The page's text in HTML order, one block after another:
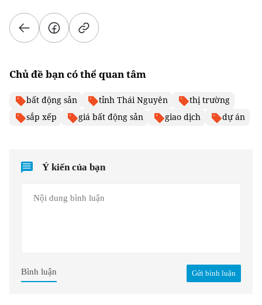
Chủ đề bạn có thể quan tâm
bất động sản tỉnh Thái Nguyên
thị trường
sắp xếp
giá bất động sản giao dịch dự án
Ý kiến của bạn
Gửi bình luận
Bình luận